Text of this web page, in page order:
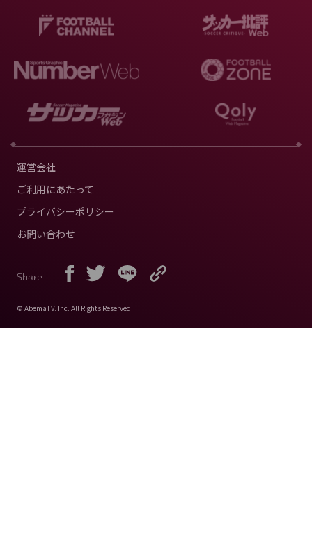
運営会社
ご利用にあたって
プライバシーポリシー
お問い合わせ
Share
© AbemaTV. Inc. All Rights Reserved.